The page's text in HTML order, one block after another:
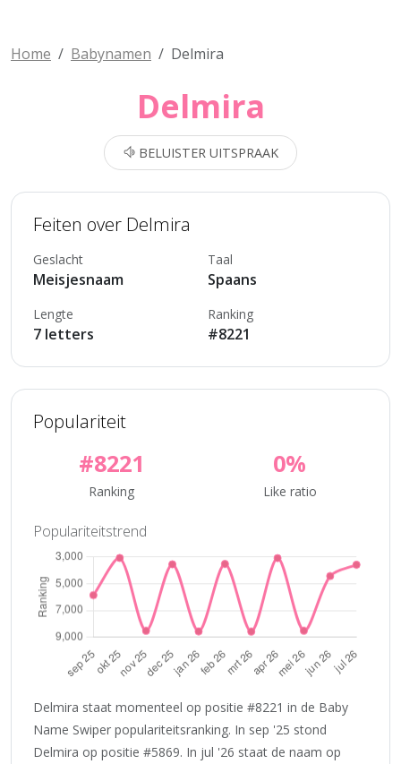
Home Babynamen Delmira
Delmira
BELUISTER UITSPRAAK
Feiten over Delmira
Geslacht
Meisjesnaam
Taal
Spaans
Lengte
7 letters
Ranking
#8221
Populariteit
#8221
Ranking
0%
Like ratio
Populariteitstrend
Delmira staat momenteel op positie #8221 in de Baby
Name Swiper populariteitsranking. In sep '25 stond
Delmira op positie #5869. In jul '26 staat de naam op